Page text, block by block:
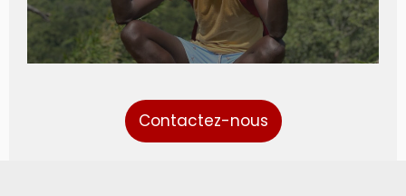
Contactez-nous